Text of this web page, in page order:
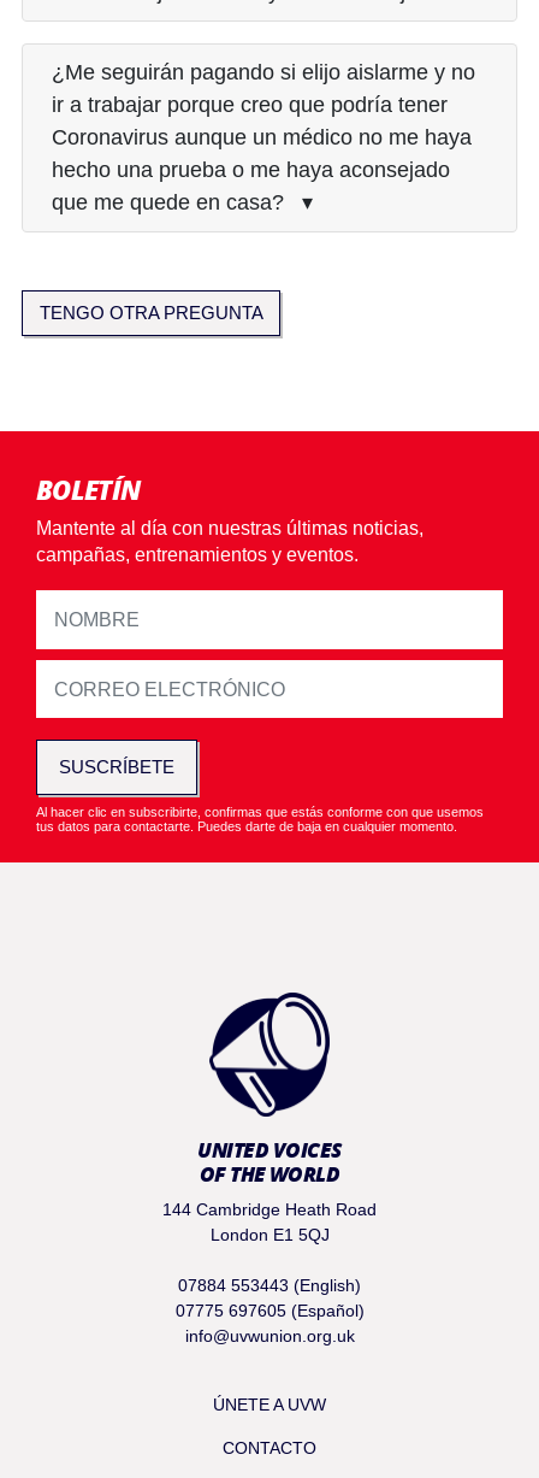
¿Me seguirán pagando si elijo aislarme y no
ir a trabajar porque creo que podría tener
Coronavirus aunque un médico no me haya
hecho una prueba o me haya aconsejado
que me quede en casa? ▾
TENGO OTRA PREGUNTA
BOLETÍN
Mantente al día con nuestras últimas noticias,
campañas, entrenamientos y eventos.
SUSCRÍBETE
Al hacer clic en subscribirte, confirmas que estás conforme con que usemos
tus datos para contactarte. Puedes darte de baja en cualquier momento.
UNITED VOICES
OF THE WORLD
144 Cambridge Heath Road
London E1 5QJ
07884 553443 (English)
07775 697605 (Español)
info@uvwunion.org.uk
ÚNETE A UVW
CONTACTO